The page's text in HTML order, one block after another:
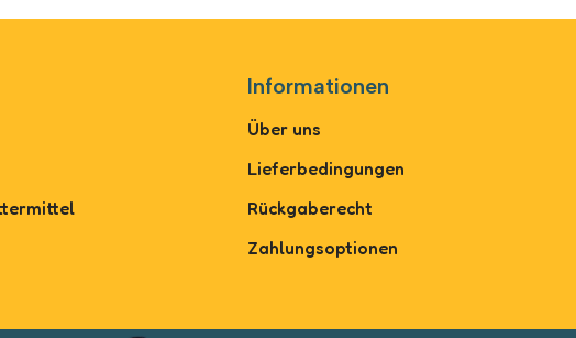
Informationen
Über uns
Lieferbedingungen
Rückgaberecht
Zahlungsoptionen